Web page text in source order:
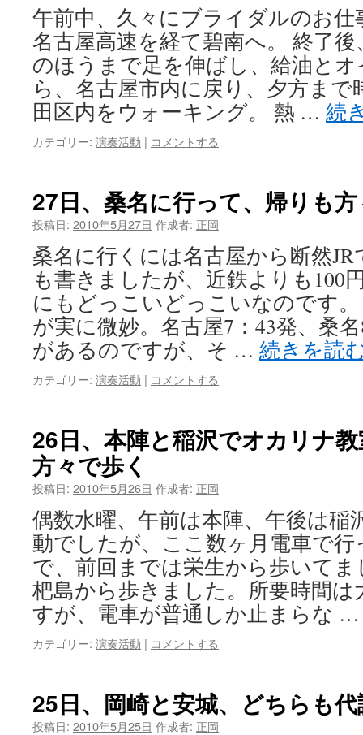
午前中、久々にブライダルのお
名古屋高速を経て碧南へ。 終了
のほうまで足を伸ばし、給油と
ら、名古屋市内に戻り、夕方まで
田区内をウォーキング。 熱 … 続
カテゴリー: 演奏活動 | コメントする
27日、桑名に行って、帰りも
投稿日: 2010年5月27日 作成者: 正岡
桑名に行くには名古屋から断然
も書きましたが、近鉄よりも100
にもどっこいどっこいなのです
が実に微妙。名古屋7：43発、桑
があるのですが、そ … 続きを読
カテゴリー: 演奏活動 | コメントする
26日、本陣と稲沢でオカリナ
方々で歩く
投稿日: 2010年5月26日 作成者: 正岡
偶数水曜、午前は本陣、午後は
動でしたが、ここ数ヶ月電車で
で、前回までは栄生から歩いて
杷島から歩きました。所要時間
すが、電車が普通しか止まらな
カテゴリー: 演奏活動 | コメントする
25日、岡崎と安城、どちらも
投稿日: 2010年5月25日 作成者: 正岡